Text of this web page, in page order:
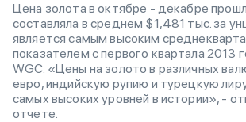
Цена золота в октябре - декабре
составляла в среднем $1,481 тыс. за
является самым высоким
показателем с первого квартала 2013
WGC. «Цены на золото в различных
евро, индийскую рупию и турецкую
самых высоких уровней в истории», -
отчете.